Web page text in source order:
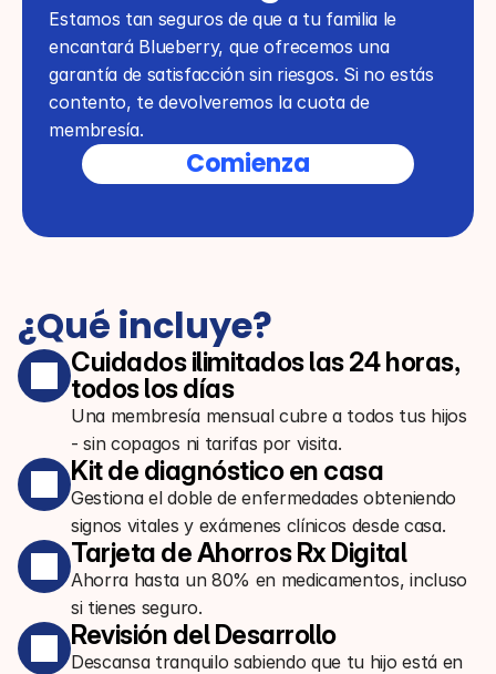
Estamos tan seguros de que a tu familia le
encantará Blueberry, que ofrecemos una
garantía de satisfacción sin riesgos. Si no estás
contento, te devolveremos la cuota de
membresía.
Comienza
¿Qué incluye?
Cuidados ilimitados las 24 horas,
todos los días
Una membresía mensual cubre a todos tus hijos
- sin copagos ni tarifas por visita.
Kit de diagnóstico en casa
Gestiona el doble de enfermedades obteniendo
signos vitales y exámenes clínicos desde casa.
Tarjeta de Ahorros Rx Digital
Ahorra hasta un 80% en medicamentos, incluso
si tienes seguro.
Revisión del Desarrollo
Descansa tranquilo sabiendo que tu hijo está en